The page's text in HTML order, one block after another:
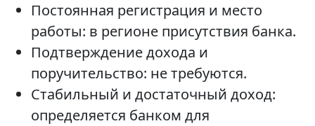
Постоянная регистрация и место
работы: в регионе присутствия банка.
Подтверждение дохода и
поручительство: не требуются.
Стабильный и достаточный доход:
определяется банком для